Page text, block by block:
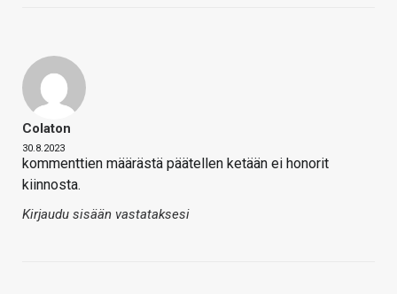
Colaton
30.8.2023
kommenttien määrästä päätellen ketään ei honorit
kiinnosta.
Kirjaudu sisään vastataksesi